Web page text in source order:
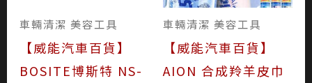
車輛清潔 美容工具
【威能汽車百貨】
BOSITE博斯特 NS-
車輛清潔 美容工具
【威能汽車百貨】
AION 合成羚羊皮巾